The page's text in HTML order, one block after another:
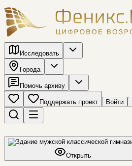
Исследовать
Города
Помочь архиву
Поддержать проект Войти
Открыть